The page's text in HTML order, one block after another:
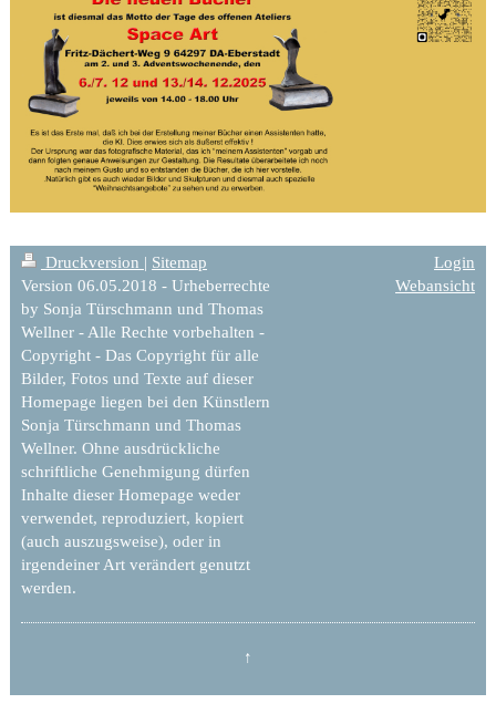
Druckversion | Sitemap
Version 06.05.2018 - Urheberrechte
by Sonja Türschmann und Thomas
Wellner - Alle Rechte vorbehalten -
Copyright - Das Copyright für alle
Bilder, Fotos und Texte auf dieser
Homepage liegen bei den Künstlern
Sonja Türschmann und Thomas
Wellner. Ohne ausdrückliche
schriftliche Genehmigung dürfen
Inhalte dieser Homepage weder
verwendet, reproduziert, kopiert
(auch auszugsweise), oder in
irgendeiner Art verändert genutzt
werden.
Login
Webansicht
↑